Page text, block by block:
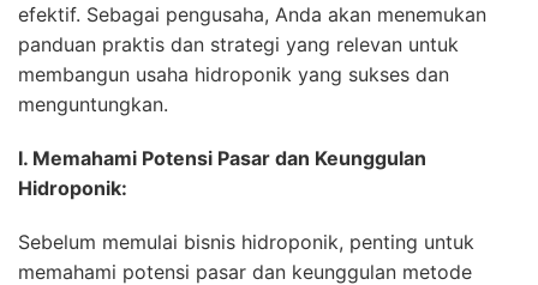
efektif. Sebagai pengusaha, Anda akan menemukan
panduan praktis dan strategi yang relevan untuk
membangun usaha hidroponik yang sukses dan
menguntungkan.
I. Memahami Potensi Pasar dan Keunggulan
Hidroponik:
Sebelum memulai bisnis hidroponik, penting untuk
memahami potensi pasar dan keunggulan metode